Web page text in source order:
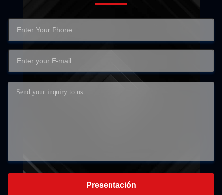
Presentación